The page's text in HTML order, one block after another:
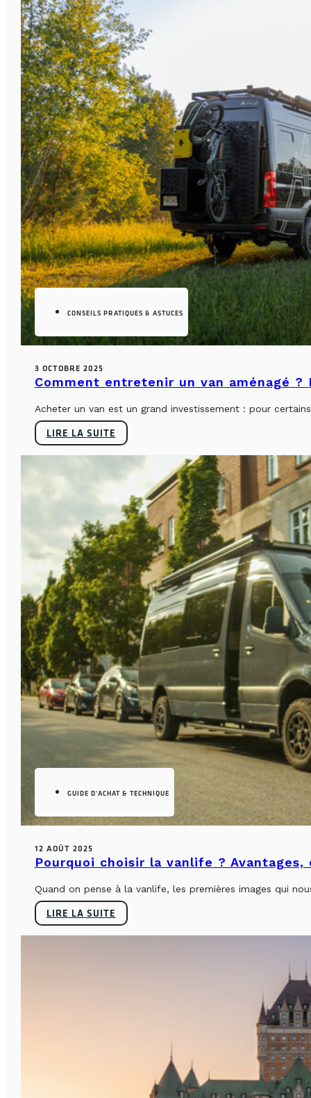
CONSEILS PRATIQUES & ASTUCES
3 OCTOBRE 2025
Comment entretenir un van aménagé
Acheter un van est un grand investissement : pour
LIRE LA SUITE
GUIDE D'ACHAT & TECHNIQUE
12 AOÛT 2025
Pourquoi choisir la vanlife ?
Quand on pense à la vanlife, les premières images qui
LIRE LA SUITE